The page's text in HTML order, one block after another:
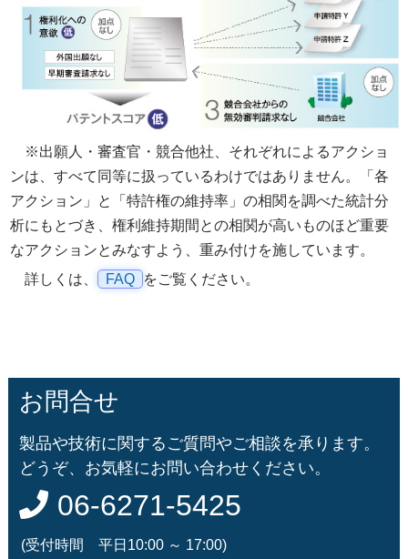
※出願人・審査官・競合他社、それぞれによるアクショ
ンは、すべて同等に扱っているわけではありません。「各
アクション」と「特許権の維持率」の相関を調べた統計分
析にもとづき、権利維持期間との相関が高いものほど重要
なアクションとみなすよう、重み付けを施しています。
詳しくは、
FAQ をご覧ください。
お問合せ
製品や技術に関するご質問やご相談を承ります。
どうぞ、お気軽にお問い合わせください。
06-6271-5425
(受付時間 平日10:00 ～ 17:00)